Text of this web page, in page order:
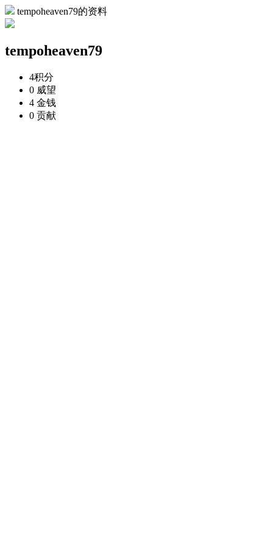
tempoheaven79的资料
tempoheaven79
4积分
0 威望
4 金钱
0 贡献